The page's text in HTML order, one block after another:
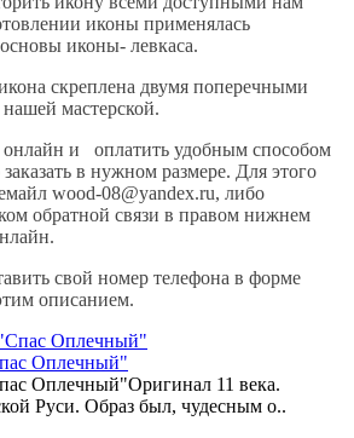
иконы применялась
иконы- левкаса.
скреплена двумя поперечными
мастерской.
и оплатить удобным способом
в нужном размере. Для этого
wood-08@yandex.ru, либо
обратной связи в правом нижнем
свой номер телефона в форме
описанием.
Оплечный"
Оплечный"Оригинал 11 века.
Руси. Образ был, чудесным о..